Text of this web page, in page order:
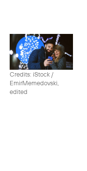
Credits: iStock /
EmirMemedovski,
edited